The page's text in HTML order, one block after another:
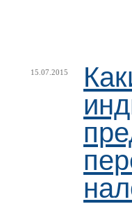
15.07.2015